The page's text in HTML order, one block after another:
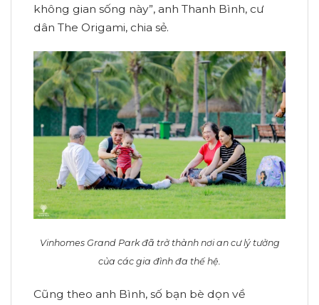
không gian sống này”, anh Thanh Bình, cư
dân The Origami, chia sẻ.
Vinhomes Grand Park đã trở thành nơi an cư lý tưởng
của các gia đình đa thế hệ.
Cũng theo anh Bình, số bạn bè dọn về